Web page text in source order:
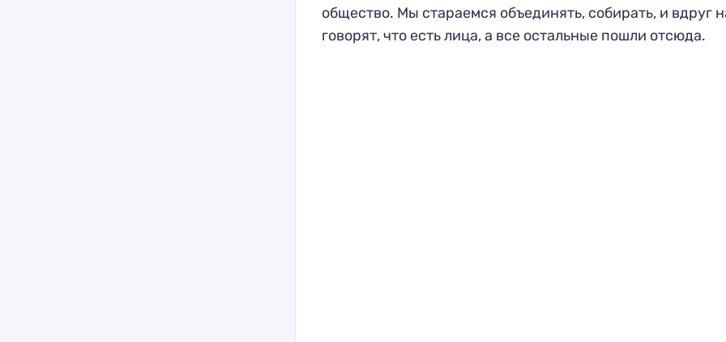
общество. Мы стараемся объединять, собирать, и вдруг
говорят, что есть лица, а все остальные пошли отсюда.